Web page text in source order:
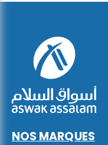
NOS MARQUES